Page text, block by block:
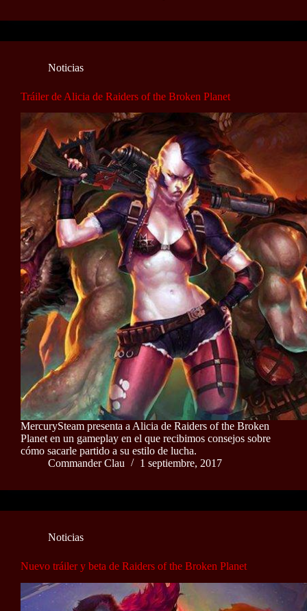
Noticias
Tráiler de Alicia de Raiders of the Broken Planet
MercurySteam presenta a Alicia de Raiders of the Broken
Planet en un gameplay en el que recibimos consejos sobre
cómo sacarle partido a su estilo de lucha.
Commander Clau
1 septiembre, 2017
Noticias
Nuevo tráiler y beta de Raiders of the Broken Planet